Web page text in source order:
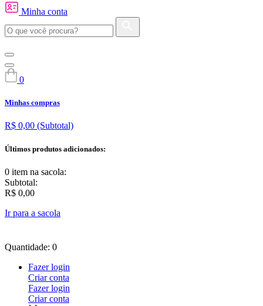
Minha conta
0
Minhas compras
R$ 0,00 (Subtotal)
Últimos produtos adicionados:
0 item na sacola:
Subtotal:
R$ 0,00
Ir para a sacola
Quantidade: 0
Fazer login
Criar conta
Fazer login
Criar conta